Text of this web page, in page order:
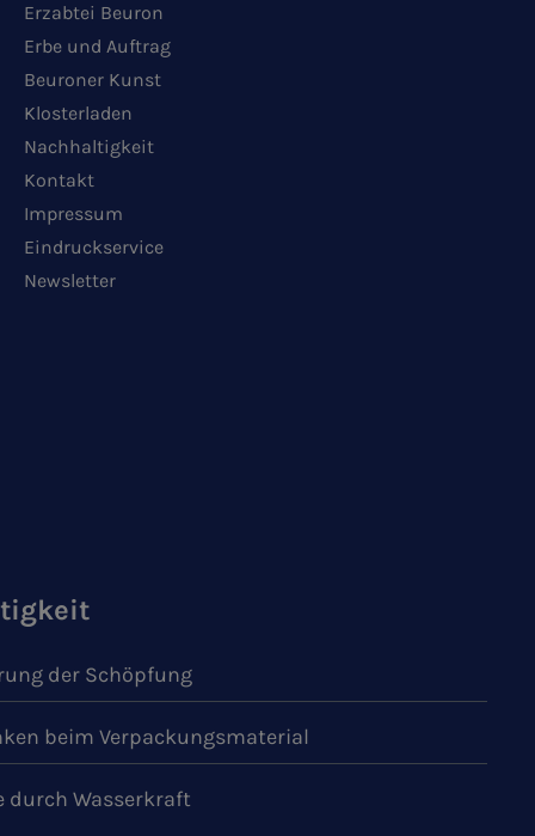
Erzabtei Beuron
Erbe und Auftrag
Beuroner Kunst
Klosterladen
Nachhaltigkeit
Kontakt
Impressum
Eindruckservice
Newsletter
der Schöpfung
beim Verpackungsmaterial
durch Wasserkraft